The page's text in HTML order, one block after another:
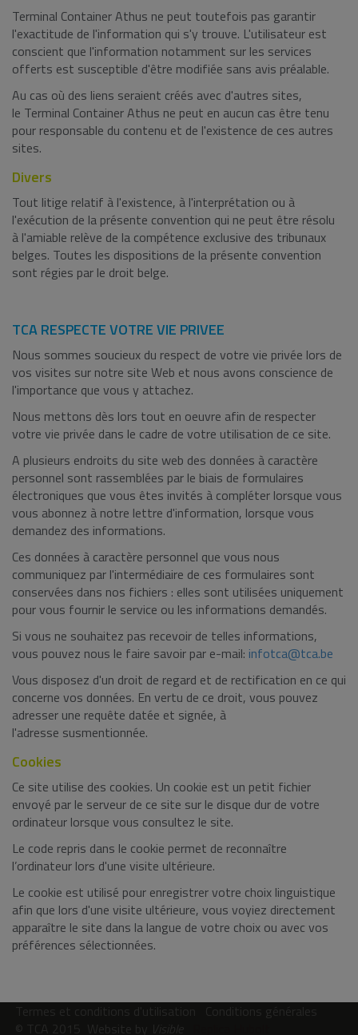
Terminal Container Athus ne peut toutefois pas garantir
l'exactitude de l'information qui s'y trouve. L'utilisateur est
conscient que l'information notamment sur les services
offerts est susceptible d'être modifiée sans avis préalable.
Au cas où des liens seraient créés avec d'autres sites,
le Terminal Container Athus ne peut en aucun cas être tenu
pour responsable du contenu et de l'existence de ces autres
sites.
Divers
Tout litige relatif à l'existence, à l'interprétation ou à
l'exécution de la présente convention qui ne peut être résolu
à l'amiable relève de la compétence exclusive des tribunaux
belges. Toutes les dispositions de la présente convention
sont régies par le droit belge.
TCA RESPECTE VOTRE VIE PRIVEE
Nous sommes soucieux du respect de votre vie privée lors de
vos visites sur notre site Web et nous avons conscience de
l'importance que vous y attachez.
Nous mettons dès lors tout en oeuvre afin de respecter
votre vie privée dans le cadre de votre utilisation de ce site.
A plusieurs endroits du site web des données à caractère
personnel sont rassemblées par le biais de formulaires
électroniques que vous êtes invités à compléter lorsque vous
vous abonnez à notre lettre d'information, lorsque vous
demandez des informations.
Ces données à caractère personnel que vous nous
communiquez par l'intermédiaire de ces formulaires sont
conservées dans nos fichiers : elles sont utilisées uniquement
pour vous fournir le service ou les informations demandés.
Si vous ne souhaitez pas recevoir de telles informations,
vous pouvez nous le faire savoir par e-mail: infotca@tca.be
Vous disposez d'un droit de regard et de rectification en ce qui
concerne vos données. En vertu de ce droit, vous pouvez
adresser une requête datée et signée, à
l'adresse susmentionnée.
Cookies
Ce site utilise des cookies. Un cookie est un petit fichier
envoyé par le serveur de ce site sur le disque dur de votre
ordinateur lorsque vous consultez le site.
Le code repris dans le cookie permet de reconnaître
l’ordinateur lors d'une visite ultérieure.
Le cookie est utilisé pour enregistrer votre choix linguistique
afin que lors d'une visite ultérieure, vous voyiez directement
apparaître le site dans la langue de votre choix ou avec vos
préférences sélectionnées.